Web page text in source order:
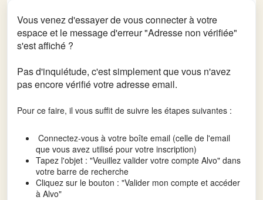
Vous venez d'essayer de vous connecter à votre
espace et le message d'erreur "Adresse non vérifiée"
s'est affiché ?
Pas d'inquiétude, c'est simplement que vous n'avez
pas encore vérifié votre adresse email.
Pour ce faire, il vous suffit de suivre les étapes suivantes :
Connectez-vous à votre boîte email (celle de l'email
que vous avez utilisé pour votre inscription)
Tapez l'objet : "Veuillez valider votre compte Alvo" dans
votre barre de recherche
Cliquez sur le bouton : "Valider mon compte et accéder
à Alvo"